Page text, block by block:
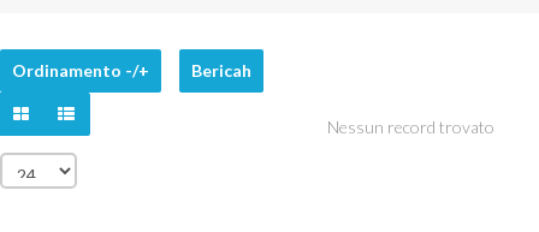
Ordinamento -/+ Bericah
Nessun record trovato